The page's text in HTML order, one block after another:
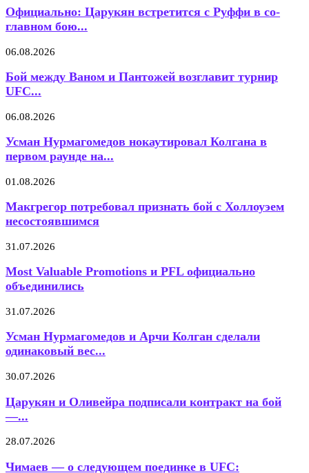
Официально: Царукян встретится с Руффи в со-
главном бою...
06.08.2026
Бой между Ваном и Пантожей возглавит турнир
UFC...
06.08.2026
Усман Нурмагомедов нокаутировал Колгана в
первом раунде на...
01.08.2026
Макгрегор потребовал признать бой с Холлоуэем
несостоявшимся
31.07.2026
Most Valuable Promotions и PFL официально
объединились
31.07.2026
Усман Нурмагомедов и Арчи Колган сделали
одинаковый вес...
30.07.2026
Царукян и Оливейра подписали контракт на бой
—...
28.07.2026
Чимаев — о следующем поединке в UFC: